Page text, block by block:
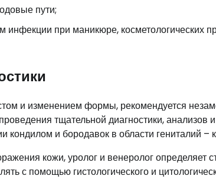
пути;
при маникюре, косметологических
и изменением формы, рекомендуется
тщательной диагностики, анализов
и бородавок в области гениталий –
кожи, уролог и венеролог определяет
с помощью гистологического и